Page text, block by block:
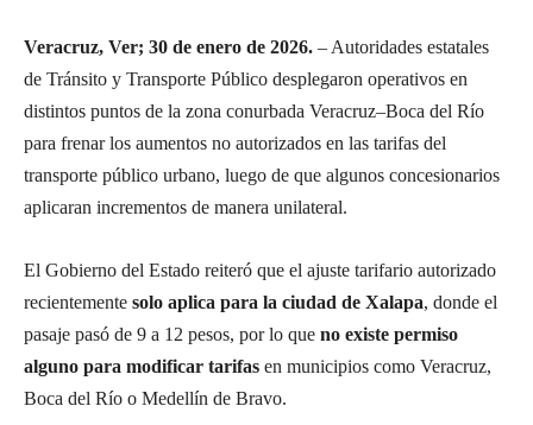
Veracruz, Ver; 30 de enero de 2026. – Autoridades estatales
de Tránsito y Transporte Público desplegaron operativos en
distintos puntos de la zona conurbada Veracruz–Boca del Río
para frenar los aumentos no autorizados en las tarifas del
transporte público urbano, luego de que algunos concesionarios
aplicaran incrementos de manera unilateral.
El Gobierno del Estado reiteró que el ajuste tarifario autorizado
recientemente solo aplica para la ciudad de Xalapa, donde el
pasaje pasó de 9 a 12 pesos, por lo que no existe permiso
alguno para modificar tarifas en municipios como Veracruz,
Boca del Río o Medellín de Bravo.